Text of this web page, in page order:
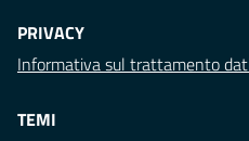
PRIVACY
Informativa sul trattamento
TEMI